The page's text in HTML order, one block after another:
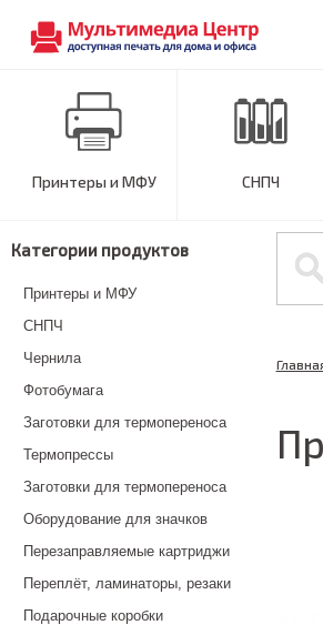
Принтеры и МФУ СНПЧ
Категории продуктов
Принтеры и МФУ
СНПЧ
Чернила
Фотобумага
Заготовки для термопереноса
Термопрессы
Заготовки для термопереноса
Оборудование для значков
Перезаправляемые картриджи
Переплёт, ламинаторы, резаки
Подарочные коробки